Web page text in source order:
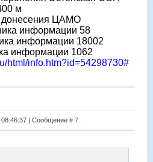
м
донесения ЦАМО
информации 58
информации 18002
информации 1062
html/info.htm?id=54298730#
08:46:37 | Сообщение # 7